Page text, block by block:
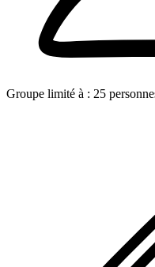
Groupe limité à : 25